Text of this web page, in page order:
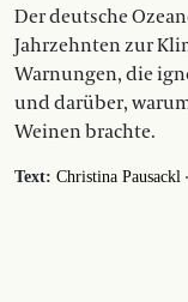
Der deutsche
Jahrzehnten zur
Warnungen, die
und darüber,
Weinen brachte.
Text: Christina Pausackl ·